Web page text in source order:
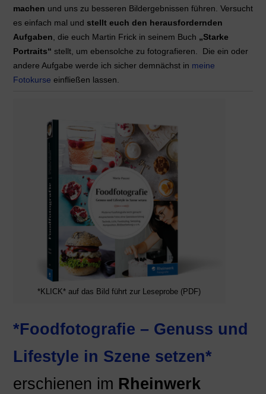
machen und uns zu besseren Bildergebnissen führen. Versucht
es einfach mal und stellt euch den herausfordernden
Aufgaben , die euch Martin Frick in seinem Buch „Starke
Portraits“ stellt, um ebensolche zu fotografieren. Die ein oder
andere Aufgabe werde ich sicher demnächst in meine
Fotokurse einfließen lassen.
*KLICK* auf das Bild führt zur Leseprobe (PDF)
*Foodfotografie – Genuss und
Lifestyle in Szene setzen*
erschienen im Rheinwerk